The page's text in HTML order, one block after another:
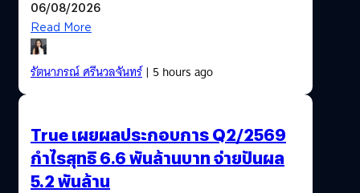
06/08/2026
Read More
รัตนาภรณ์ ศรีนวลจันทร์| 5 hours ago
True เผยผลประกอบการ Q2/2569
กำไรสุทธิ 6.6 พันล้านบาท จ่ายปันผล
5.2 พันล้าน